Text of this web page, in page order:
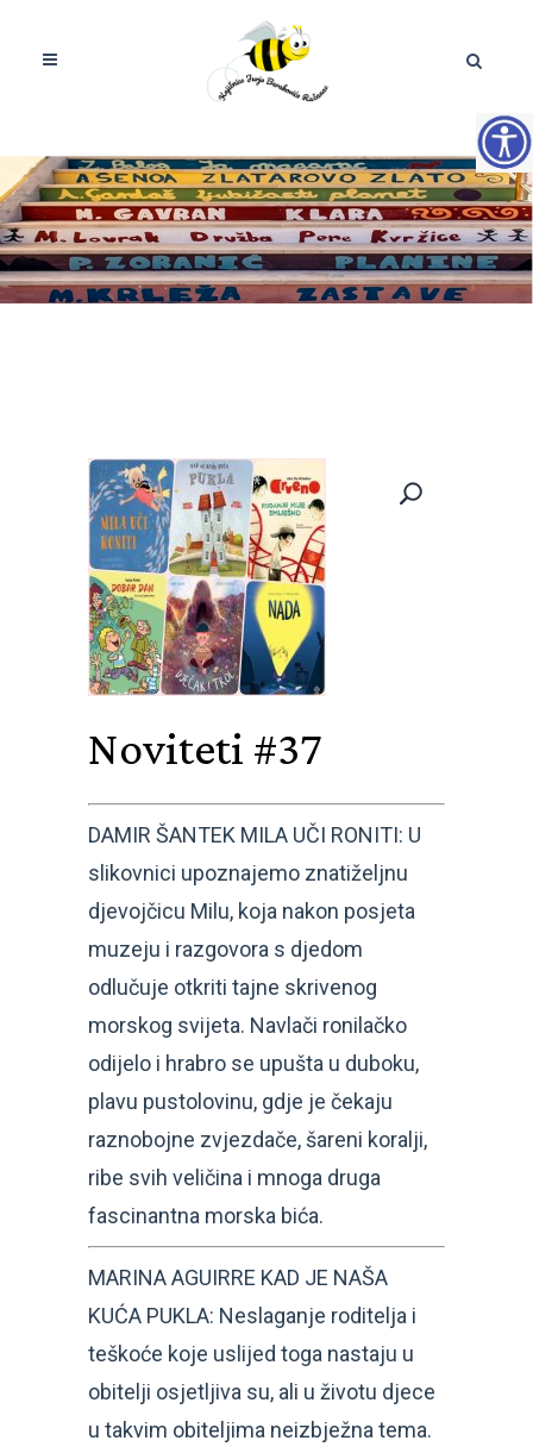
Noviteti #37
DAMIR ŠANTEK MILA UČI RONITI: U
slikovnici upoznajemo znatiželjnu
djevojčicu Milu, koja nakon posjeta
muzeju i razgovora s djedom
odlučuje otkriti tajne skrivenog
morskog svijeta. Navlači ronilačko
odijelo i hrabro se upušta u duboku,
plavu pustolovinu, gdje je čekaju
raznobojne zvjezdače, šareni koralji,
ribe svih veličina i mnoga druga
fascinantna morska bića.
MARINA AGUIRRE KAD JE NAŠA
KUĆA PUKLA: Neslaganje roditelja i
teškoće koje uslijed toga nastaju u
obitelji osjetljiva su, ali u životu djece
u takvim obiteljima neizbježna tema.